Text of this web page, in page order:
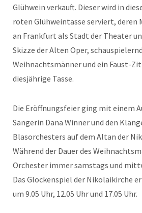
Glühwein verkauft. Dieser wird in
roten Glühweintasse serviert, deren
an Frankfurt als Stadt der Theater
Skizze der Alten Oper,
Weihnachtsmänner und ein Faust-
diesjährige Tasse.
Die Eröffnungsfeier ging mit einem
Sängerin Dana Winner und den
Blasorchesters auf dem Altan der
Während der Dauer des
Orchester immer samstags und
Das Glockenspiel der Nikolaikirche
um 9.05 Uhr, 12.05 Uhr und 17.05 Uhr.